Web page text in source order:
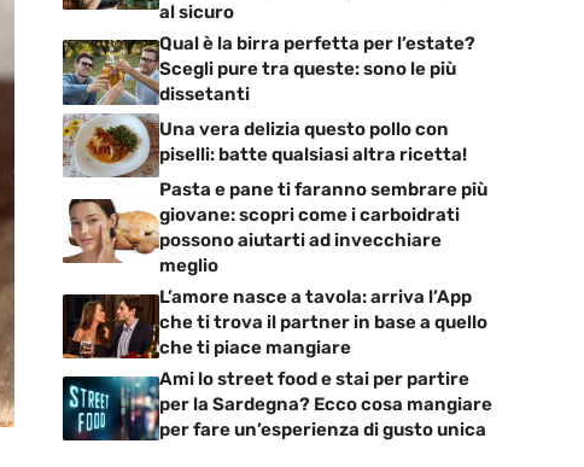
al sicuro
Qual è la birra perfetta per l’estate?
Scegli pure tra queste: sono le più
dissetanti
Una vera delizia questo pollo con
piselli: batte qualsiasi altra ricetta!
Pasta e pane ti faranno sembrare più
giovane: scopri come i carboidrati
possono aiutarti ad invecchiare
meglio
L’amore nasce a tavola: arriva l’App
che ti trova il partner in base a quello
che ti piace mangiare
Ami lo street food e stai per partire
per la Sardegna? Ecco cosa mangiare
per fare un’esperienza di gusto unica